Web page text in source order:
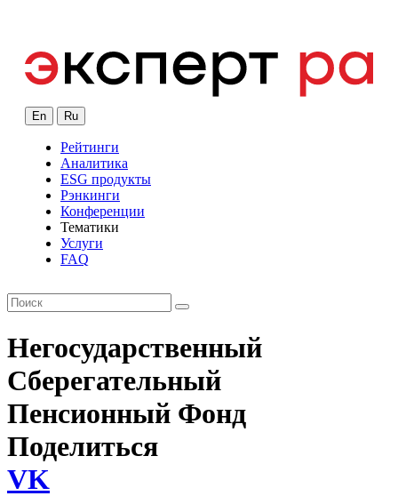
En Ru
Рейтинги
Аналитика
ESG продукты
Рэнкинги
Конференции
Тематики
Услуги
FAQ
Негосударственный
Сберегательный
Пенсионный Фонд
Поделиться
VK